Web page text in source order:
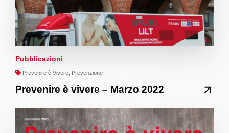
Pubblicazioni
Prevenire è Vivere, Prevenzione
Prevenire è vivere – Marzo 2022